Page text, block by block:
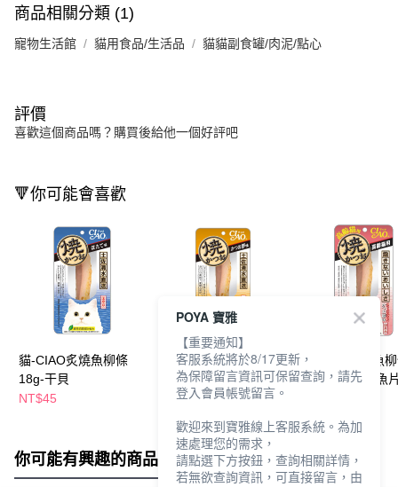
商品相關分類 (1)
寵物生活館 貓用食品/生活品 貓貓副食罐/肉泥/點心
評價
喜歡這個商品嗎？購買後給他一個好評吧
🔻你可能會喜歡
貓-CIAO炙燒魚柳條
18g-干貝
NT$45
貓-CIAO炙燒魚柳條
18g-柴魚片
NT$45
貓-CIAO炙燒魚
18g-高齡貓柴魚
你可能有興趣的商品 全站排行
POYA 寶雅
【重要通知】
客服系統將於8/17更新，
為保障留言資訊可保留查詢，請先
登入會員帳號留言。
歡迎來到寶雅線上客服系統。為加
速處理您的需求，
請點選下方按鈕，查詢相關詳情，
若無欲查詢資訊，可直接留言，由